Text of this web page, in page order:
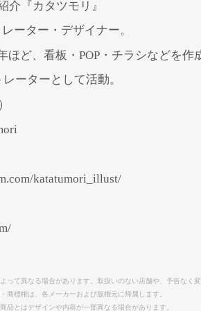
介『カタツモリ』
ーター・デザイナー。
ほど、看板・POP・チラシなどを作
ーターとして活動。
katatumori_illust/
って異なる場合があります。取扱いのない店舗や、予告なく変
商標権は、各メーカーおよび版権元に帰属します。
品とはデザインや内容が一部異なる場合があります。